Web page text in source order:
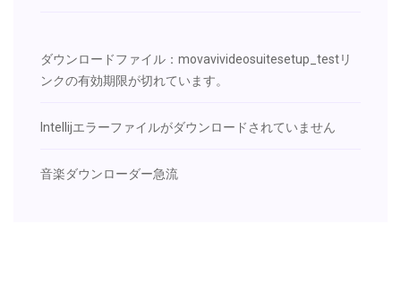
ダウンロードファイル：movavivideosuitesetup_testリ
ンクの有効期限が切れています。
Intellijエラーファイルがダウンロードされていません
音楽ダウンローダー急流